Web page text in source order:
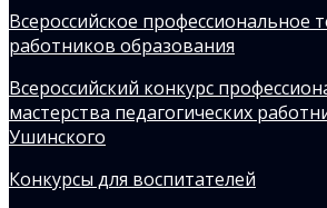
Всероссийское профессиональное
работников образования
Всероссийский конкурс
мастерства педагогических
Ушинского
Конкурсы для воспитателей